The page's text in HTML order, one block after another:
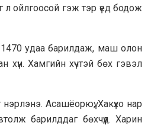
л ойлгоосой гэж тэр үед бодож
1470 удаа барилдаж, маш олон
хүн. Хамгийн хүчтэй бөх гэвэл
нэрлэнэ. Асашёорюү, Хакүхо нар
барилддаг бөхчүүд. Харин